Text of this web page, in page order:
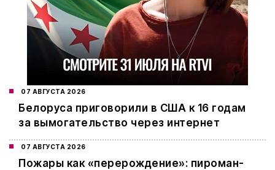
07 АВГУСТА 2026
Белоруса приговорили в США к 16 годам
за вымогательство через интернет
07 АВГУСТА 2026
Пожары как «перерождение»: пироман-